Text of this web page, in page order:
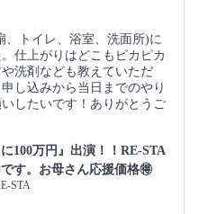
、トイレ、浴室、洗面所)に
仕上がりはどこもピカピカ
洗剤なども教えていただ
し込みから当日までのやり
したいです！ありがとうご
に100万円』出演！！RE-STA
す。お母さん応援価格🉐
STA